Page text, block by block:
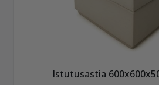
Istutusastia